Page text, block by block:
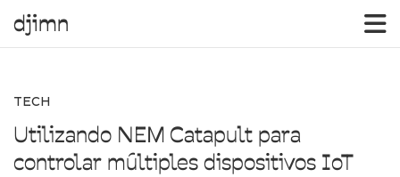
content
djimn
TECH
Utilizando NEM Catapult para
controlar múltiples dispositivos IoT